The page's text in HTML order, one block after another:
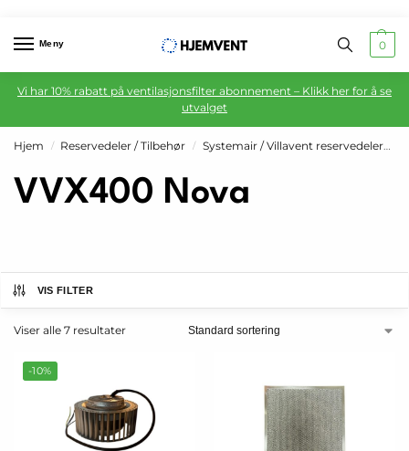
Meny 0
Vi har 10% rabatt på ventilasjonsfilter abonnement – Klikk her for å se
utvalget
Hjem / Reservedeler / Tilbehør / Systemair / Villavent reservedeler
VVX400 Nova
VIS FILTER
Viser alle 7 resultater
-10%